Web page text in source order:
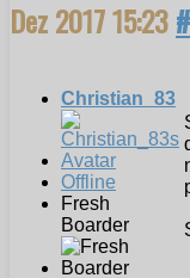
Dez 2017 15:23
Christian_83
Offline
Fresh
Boarder